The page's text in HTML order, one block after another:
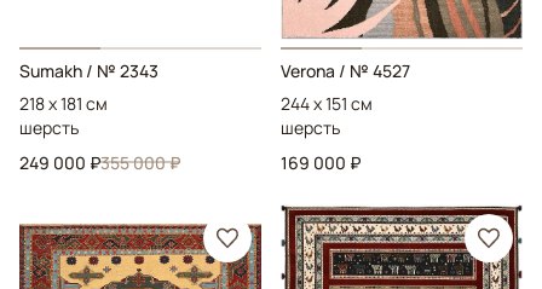
Sumakh / № 2343
218 x 181 см
шерсть
249 000 ₽355 000 ₽
Verona / № 4527
244 x 151 см
шерсть
169 000 ₽